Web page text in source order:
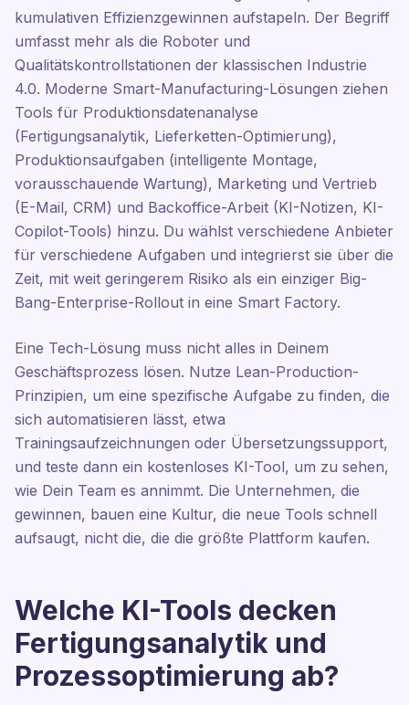
kumulativen Effizienzgewinnen aufstapeln. Der Begriff
umfasst mehr als die Roboter und
Qualitätskontrollstationen der klassischen Industrie
4.0. Moderne Smart-Manufacturing-Lösungen ziehen
Tools für Produktionsdatenanalyse
(Fertigungsanalytik, Lieferketten-Optimierung),
Produktionsaufgaben (intelligente Montage,
vorausschauende Wartung), Marketing und Vertrieb
(E-Mail, CRM) und Backoffice-Arbeit (KI-Notizen, KI-
Copilot-Tools) hinzu. Du wählst verschiedene Anbieter
für verschiedene Aufgaben und integrierst sie über die
Zeit, mit weit geringerem Risiko als ein einziger Big-
Bang-Enterprise-Rollout in eine Smart Factory.
Eine Tech-Lösung muss nicht alles in Deinem
Geschäftsprozess lösen. Nutze Lean-Production-
Prinzipien, um eine spezifische Aufgabe zu finden, die
sich automatisieren lässt, etwa
Trainingsaufzeichnungen oder Übersetzungssupport,
und teste dann ein kostenloses KI-Tool, um zu sehen,
wie Dein Team es annimmt. Die Unternehmen, die
gewinnen, bauen eine Kultur, die neue Tools schnell
aufsaugt, nicht die, die die größte Plattform kaufen.
Welche KI-Tools decken
Fertigungsanalytik und
Prozessoptimierung ab?